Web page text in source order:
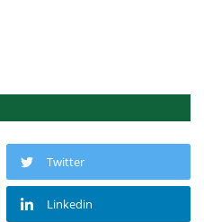
Twitter
Linkedin